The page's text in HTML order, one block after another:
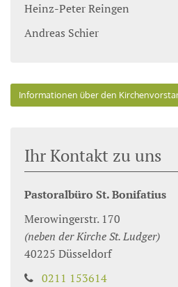
Heinz-Peter Reingen
Andreas Schier
Informationen über den
Ihr Kontakt zu uns
Pastoralbüro St. Bonifatius
Merowingerstr. 170
(neben der Kirche St. Ludger)
40225 Düsseldorf
0211 153614